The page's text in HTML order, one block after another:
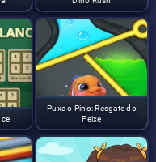
Puxa o Pino: Resgate do
Peixe